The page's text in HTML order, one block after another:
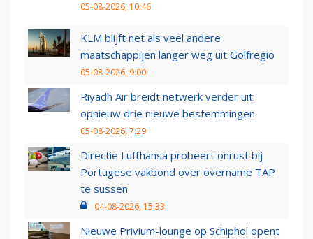
05-08-2026, 10:46
KLM blijft net als veel andere
maatschappijen langer weg uit Golfregio
05-08-2026, 9:00
Riyadh Air breidt netwerk verder uit:
opnieuw drie nieuwe bestemmingen
05-08-2026, 7:29
Directie Lufthansa probeert onrust bij
Portugese vakbond over overname TAP
te sussen
04-08-2026, 15:33
Nieuwe Privium-lounge op Schiphol opent